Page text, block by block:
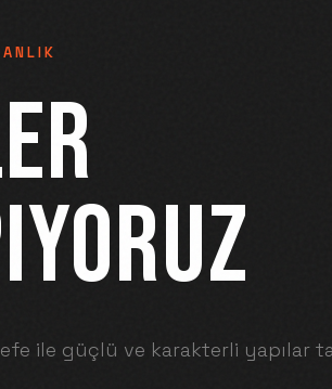
ile güçlü ve karakterli yapılar